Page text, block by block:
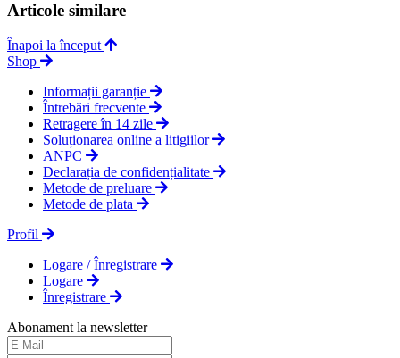
Articole similare
Înapoi la început
Shop
Informații garanție
Întrebări frecvente
Retragere în 14 zile
Soluționarea online a litigiilor
ANPC
Declarația de confidențialitate
Metode de preluare
Metode de plata
Profil
Logare / Înregistrare
Logare
Înregistrare
Abonament la newsletter